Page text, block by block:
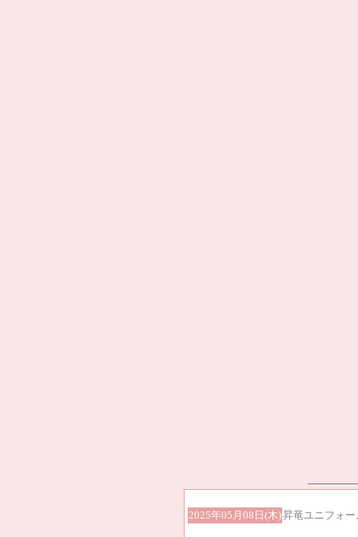
2025年05月08日(木)昇竜ユニフォー